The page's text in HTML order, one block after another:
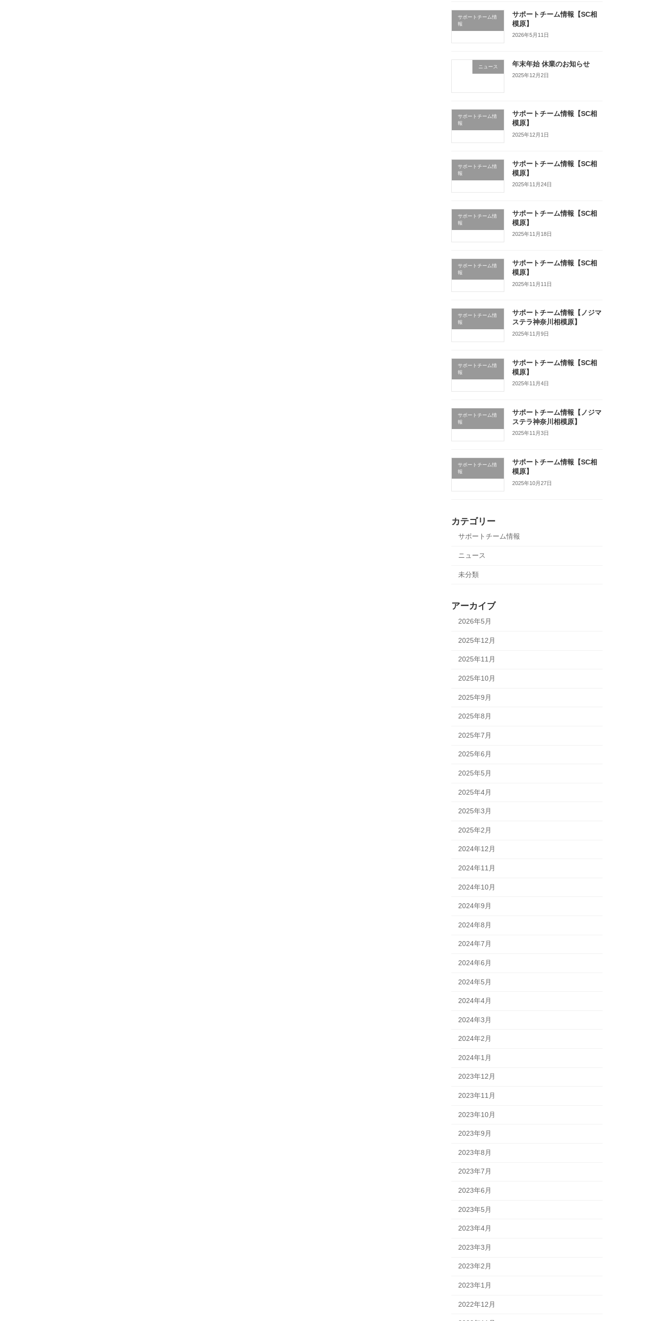
サポートチーム情
報
サポートチーム情報【SC相
模原】
2026年5月11日
ニュース 年末年始 休業のお知らせ
2025年12月2日
サポートチーム情
報
サポートチーム情報【SC相
模原】
2025年12月1日
サポートチーム情
報
サポートチーム情報【SC相
模原】
2025年11月24日
サポートチーム情
報
サポートチーム情報【SC相
模原】
2025年11月18日
サポートチーム情
報
サポートチーム情報【SC相
模原】
2025年11月11日
サポートチーム情
報
サポートチーム情報【ノジマ
ステラ神奈川相模原】
2025年11月9日
サポートチーム情
報
サポートチーム情報【SC相
模原】
2025年11月4日
サポートチーム情
報
サポートチーム情報【ノジマ
ステラ神奈川相模原】
2025年11月3日
サポートチーム情
報
サポートチーム情報【SC相
模原】
2025年10月27日
カテゴリー
サポートチーム情報
ニュース
未分類
アーカイブ
2026年5月
2025年12月
2025年11月
2025年10月
2025年9月
2025年8月
2025年7月
2025年6月
2025年5月
2025年4月
2025年3月
2025年2月
2024年12月
2024年11月
2024年10月
2024年9月
2024年8月
2024年7月
2024年6月
2024年5月
2024年4月
2024年3月
2024年2月
2024年1月
2023年12月
2023年11月
2023年10月
2023年9月
2023年8月
2023年7月
2023年6月
2023年5月
2023年4月
2023年3月
2023年2月
2023年1月
2022年12月